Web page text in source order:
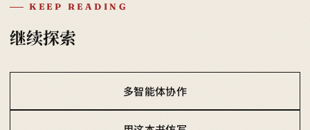
KEEP READING
继续探索
多智能体协作